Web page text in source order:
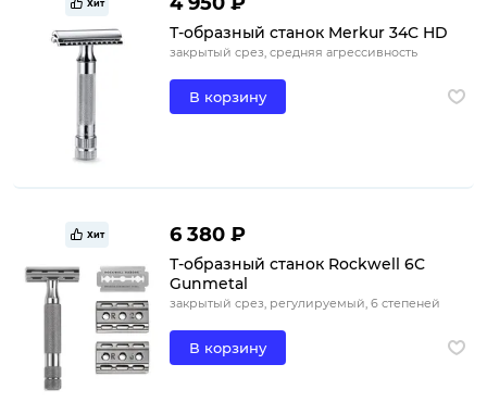
Хит
Т-образный станок Merkur 34C HD
закрытый срез, средняя агрессивность
В корзину
Хит 6 380 ₽
Т-образный станок Rockwell 6C
Gunmetal
закрытый срез, регулируемый, 6 степеней
В корзину